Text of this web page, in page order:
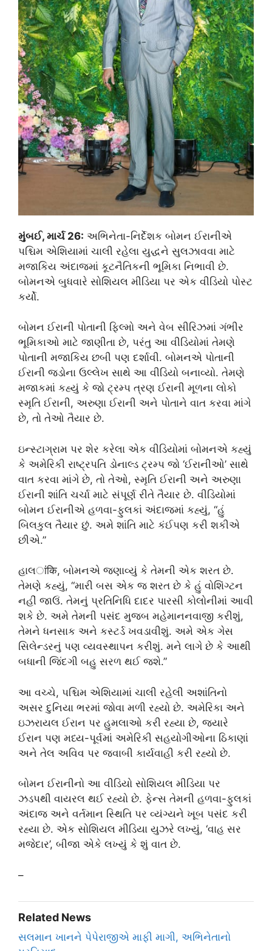
મુંબઈ, માર્ચ 26: અભિનેતા-નિર્દેશક બોમન ઈરાનીએ
પશ્ચિમ એશિયામાં ચાલી રહેલા યુદ્ધને સુલઝાવવા માટે
મજાકિય અંદાજમાં કૂટનૈતિકની ભૂમિકા નિભાવી છે.
બોમનએ બુધવારે સોશિયલ મીડિયા પર એક વીડિયો પોસ્ટ
કર્યો.
બોમન ઈરાની પોતાની ફિલ્મો અને વેબ સીરિઝમાં ગંભીર
ભૂમિકાઓ માટે જાણીતા છે, પરંતુ આ વીડિયોમાં તેમણે
પોતાની મજાકિય છબી પણ દર્શાવી. બોમનએ પોતાની
ઈરાની જડોના ઉલ્લેખ સાથે આ વીડિયો બનાવ્યો. તેમણે
મજાકમાં કહ્યું કે જો ટ્રમ્પ ત્રણ ઈરાની મૂળના લોકો
સ્મૃતિ ઈરાની, અરુણા ઈરાની અને પોતાને વાત કરવા માંગે
છે, તો તેઓ તૈયાર છે.
ઇન્સ્ટાગ્રામ પર શેર કરેલા એક વીડિયોમાં બોમનએ કહ્યું
કે અમેરિકી રાષ્ટ્રપતિ ડોનાલ્ડ ટ્રમ્પ જો ‘ઈરાનીઓ’ સાથે
વાત કરવા માંગે છે, તો તેઓ, સ્મૃતિ ઈરાની અને અરુણા
ઈરાની શાંતિ ચર્ચા માટે સંપૂર્ણ રીતે તૈયાર છે. વીડિયોમાં
બોમન ઈરાનીએ હળવા-ફુલકાં અંદાજમાં કહ્યું, “હું
બિલકુલ તૈયાર છું. અમે શાંતિ માટે કંઈપણ કરી શકીએ
છીએ.”
હાલांकि, બોમનએ જણાવ્યું કે તેમની એક શરત છે.
તેમણે કહ્યું, “મારી બસ એક જ શરત છે કે હું વોશિંગ્ટન
નહીં જાઉં. તેમનું પ્રતિનિધિ દાદર પારસી કોલોનીમાં આવી
શકે છે. અમે તેમની પસંદ મુજબ મહેમાનનવાજી કરીશું,
તેમને ધનસાક અને કસ્ટર્ડ ખવડાવીશું. અમે એક ગેસ
સિલેન્ડરનું પણ વ્યવસ્થાપન કરીશું. મને લાગે છે કે આથી
બધાની જિંદગી બહુ સરળ થઈ જશે.”
આ વચ્ચે, પશ્ચિમ એશિયામાં ચાલી રહેલી અશાંતિનો
અસર દુનિયા ભરમાં જોવા મળી રહ્યો છે. અમેરિકા અને
ઇઝરાયલ ઈરાન પર હુમલાઓ કરી રહ્યા છે, જ્યારે
ઈરાન પણ મધ્ય-પૂર્વમાં અમેરિકી સહયોગીઓના ઠિકાણાં
અને તેલ અવિવ પર જવાબી કાર્યવાહી કરી રહ્યો છે.
બોમન ઈરાનીનો આ વીડિયો સોશિયલ મીડિયા પર
ઝડપથી વાયરલ થઈ રહ્યો છે. ફેન્સ તેમની હળવા-ફુલકાં
અંદાજ અને વર્તમાન સ્થિતિ પર વ્યંગ્યને ખૂબ પસંદ કરી
રહ્યા છે. એક સોશિયલ મીડિયા યુઝરે લખ્યું, ‘વાહ સર
મજેદાર’, બીજા એકે લખ્યું કે શું વાત છે.
–
Related News
સલમાન ખાનને પેપેરાજીએ માફી માગી, અભિનેતાનો